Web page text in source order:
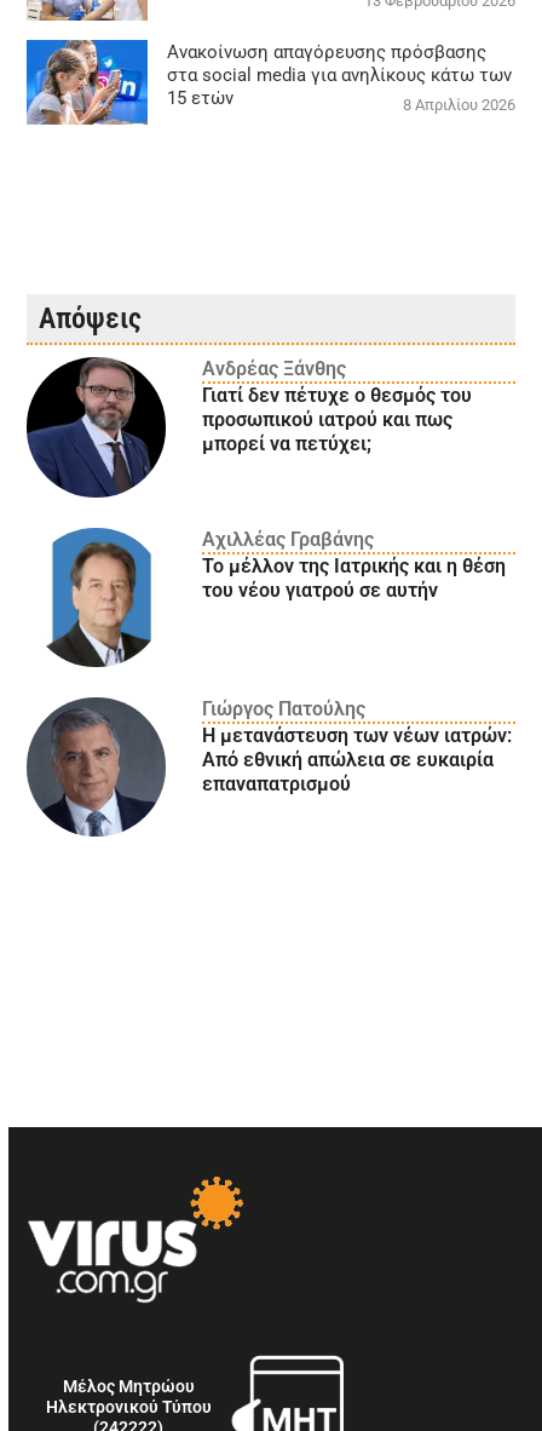
Ανακοίνωση απαγόρευσης πρόσβασης
στα social media για ανηλίκους κάτω των
15 ετών
8 Απριλίου 2026
Απόψεις
Ανδρέας Ξάνθης
Γιατί δεν πέτυχε ο θεσμός του
προσωπικού ιατρού και πως
μπορεί να πετύχει;
Αχιλλέας Γραβάνης
Το μέλλον της Ιατρικής και η θέση
του νέου γιατρού σε αυτήν
Γιώργος Πατούλης
Η μετανάστευση των νέων ιατρών:
Aπό εθνική απώλεια σε ευκαιρία
επαναπατρισμού
Μέλος Μητρώου
Ηλεκτρονικού Τύπου